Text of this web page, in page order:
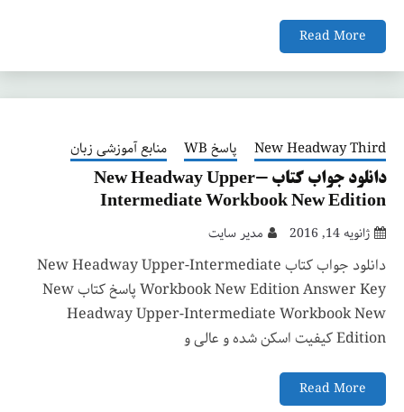
Read More
New Headway Third پاسخ WB منابع آموزشی زبان
دانلود جواب کتاب New Headway Upper-
Intermediate Workbook New Edition
ژانویه 14, 2016 مدیر سایت
دانلود جواب کتاب New Headway Upper-Intermediate
Workbook New Edition Answer Key پاسخ کتاب New
Headway Upper-Intermediate Workbook New
Edition کیفیت اسکن شده و عالی و
Read More